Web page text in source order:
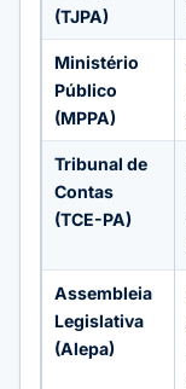
(TJPA)
Ministério
Público
(MPPA)
Tribunal de
Contas
(TCE-PA)
Assembleia
Legislativa
(Alepa)